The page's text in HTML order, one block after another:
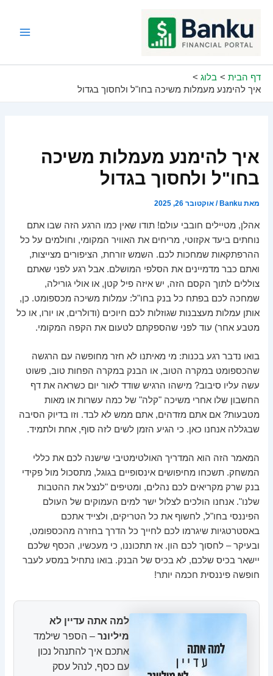
דף הבית
בלוג
איך להימנע מעמלות משיכה בחו"ל ולחסוך בגדול
איך להימנע מעמלות משיכה
בחו"ל ולחסוך בגדול
מאתBanku
/אוקטובר 26, 2025
אהלן, מטיילים חובבי עולם! תודו שאין כמו הרגע הזה שבו אתם
נוחתים ביעד אקזוטי, מריחים את האוויר המקומי, וחולמים על כל
ההרפתקאות שמחכות לכם. השמש זורחת, הציפורים מצייצות,
ואתם כבר מדמיינים את הסלפי המושלם. אבל רגע לפני שאתם
צוללים לתוך הקסם הזה, יש איזה פיל קטן, או אולי גורילה,
שמחכה לכם בפתח כל בנק בחו"ל: עמלות משיכה מכספומט. כן,
אותן עמלות מעצבנות שגוזלות לכם חיוכים (ודולרים, או יורו, או כל
מטבע אחר) עוד לפני שהספקתם לטעום את הקפה המקומי.
בואו נדבר רגע בכנות: מי מאיתנו לא חזר מחופשה עם הרגשה
שהכספומט במקרה הטוב, או הבנק במקרה הפחות טוב, פשוט
עשה עליו סיבוב? מישהו הרגיש שודד לאור יום כשראה את דף
החשבון שלו אחרי משיכה "קלה" של כמה עשרות או מאות
מטבעות? אם אתם מזדהים, אתם ממש לא לבד. וזו בדיוק הסיבה
שבגללה אנחנו כאן. כי הגיע הזמן לשים לזה סוף, אחת ולתמיד.
המאמר הזה הוא המדריך האולטימטיבי שישנה לכם את כללי
המשחק. תשכחו מחיפושים אינסופיים בגוגל, מתסכול מול פקידי
בנק שרק מקריאים לכם נהלים, ומטיפים "לנצל את ההטבות
שלנו". אנחנו הולכים לצלול ישר למים העמוקים של העולם
הפיננסי בחו"ל, לחשוף את כל הטריקים, ולצייד אתכם
באסטרטגיות שיגרמו לכם לחייך כל הדרך בחזרה מהכספומט,
ובעיקר – לחסוך לכם הון. אז תתכוננו, כי מעכשיו, הכסף שלכם
יישאר בכיס שלכם, לא בכיס של הבנק. בואו נתחיל במסע לעבר
חופשה פיננסית חכמה יותר!
למה אתה עדיין לא
מיליונר – הספר שילמד
אתכם איך להתנהל נכון
עם כסף, לנהל עסק